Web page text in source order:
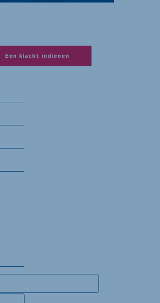
Een klacht indienen